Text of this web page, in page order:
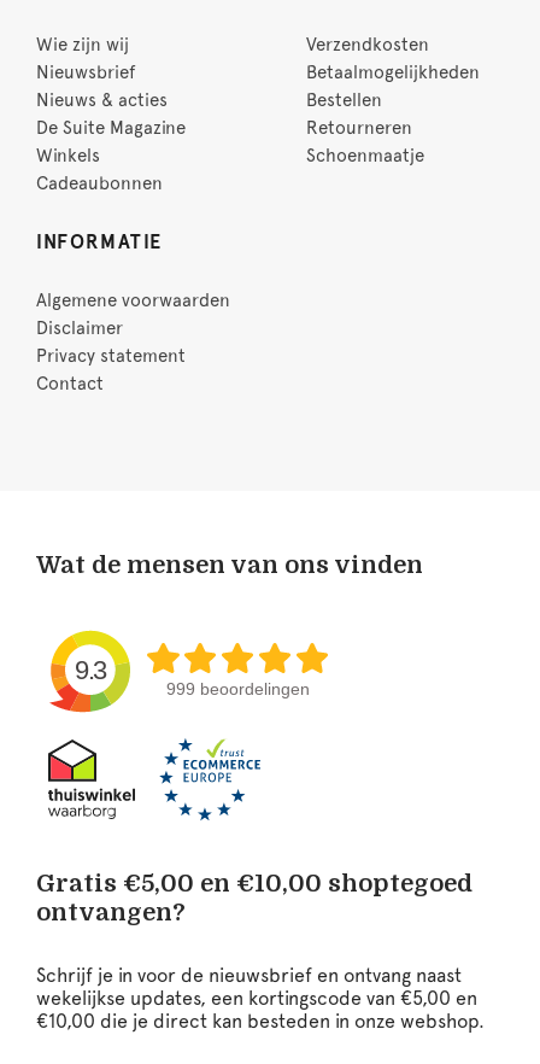
Wie zijn wij
Nieuwsbrief
Nieuws & acties
De Suite Magazine
Winkels
Cadeaubonnen
Verzendkosten
Betaalmogelijkheden
Bestellen
Retourneren
Schoenmaatje
INFORMATIE
Algemene voorwaarden
Disclaimer
Privacy statement
Contact
Wat de mensen van ons vinden
9.3
999 beoordelingen
Gratis €5,00 en €10,00 shoptegoed
ontvangen?
Schrijf je in voor de nieuwsbrief en ontvang naast
wekelijkse updates, een kortingscode van €5,00 en
€10,00 die je direct kan besteden in onze webshop.